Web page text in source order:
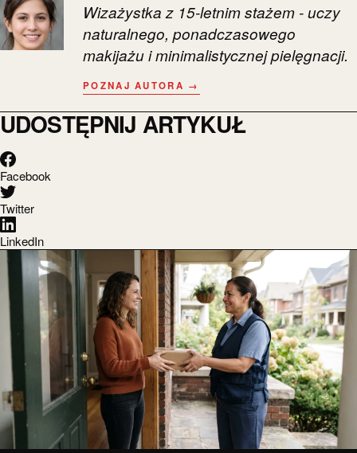
Wizażystka z 15-letnim stażem - uczy
naturalnego, ponadczasowego
makijażu i minimalistycznej pielęgnacji.
POZNAJ AUTORA →
UDOSTĘPNIJ ARTYKUŁ
Facebook
Twitter
LinkedIn